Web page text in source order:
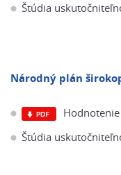
Štúdia
Národný plán
Hodnotenie
Štúdia